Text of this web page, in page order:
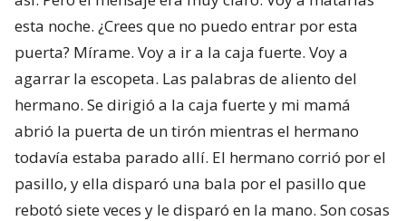
esta noche. ¿Crees que no puedo entrar por esta
puerta? Mírame. Voy a ir a la caja fuerte. Voy a
agarrar la escopeta. Las palabras de aliento del
hermano. Se dirigió a la caja fuerte y mi mamá
abrió la puerta de un tirón mientras el hermano
todavía estaba parado allí. El hermano corrió por el
pasillo, y ella disparó una bala por el pasillo que
rebotó siete veces y le disparó en la mano. Son cosas